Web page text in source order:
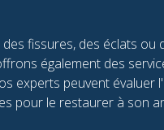
fissures, des éclats ou
également des
experts peuvent évaluer
pour le restaurer à son